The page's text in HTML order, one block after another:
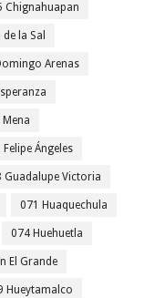
Chignahuapan
la Sal
Arenas
Ángeles
Guadalupe Victoria
071 Huaquechula
074 Huehuetla
El Grande
Hueytamalco